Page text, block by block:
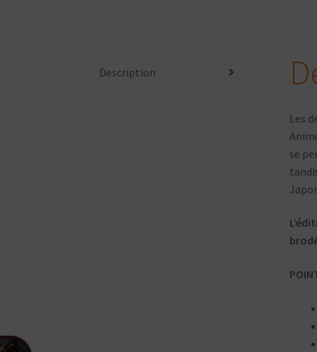
Description
Les
se